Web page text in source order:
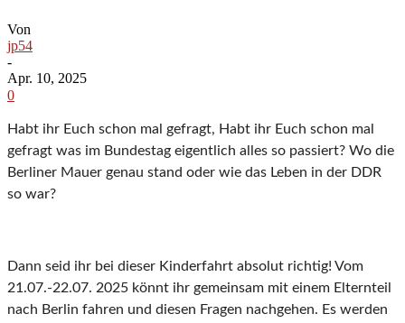
Von
jp54
-
Apr. 10, 2025
0
Habt ihr Euch schon mal gefragt, Habt ihr Euch schon mal
gefragt was im Bundestag eigentlich alles so passiert? Wo die
Berliner Mauer genau stand oder wie das Leben in der DDR
so war?
Dann seid ihr bei dieser Kinderfahrt absolut richtig! Vom
21.07.-22.07. 2025 könnt ihr gemeinsam mit einem Elternteil
nach Berlin fahren und diesen Fragen nachgehen. Es werden